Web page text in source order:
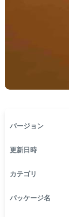
バージョン
更新日時
カテゴリ
パッケージ名